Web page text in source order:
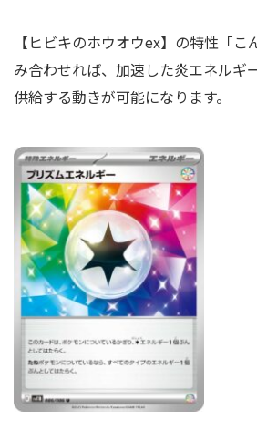
【ヒビキのホウオウex】の特性「
み合わせれば、加速した炎エネルギ
供給する動きが可能になります。